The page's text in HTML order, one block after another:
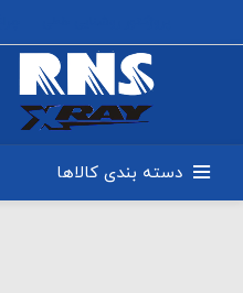
دسته بندی کالاها